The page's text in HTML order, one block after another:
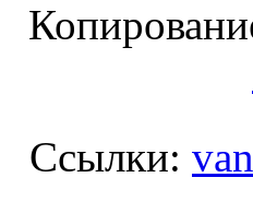
Ссылки: